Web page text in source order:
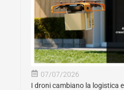
07/07/2026
I droni cambiano la logistica